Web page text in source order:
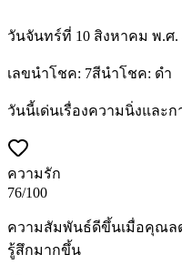
วันจันทร์ที่ 10 สิงหาคม พ.ศ.
เลขนำโชค: 7สีนำโชค: ดำ
วันนี้เด่นเรื่องความนิ่งและ
ความรัก
76/100
ความสัมพันธ์ดีขึ้นเมื่อคุณลด
รู้สึกมากขึ้น